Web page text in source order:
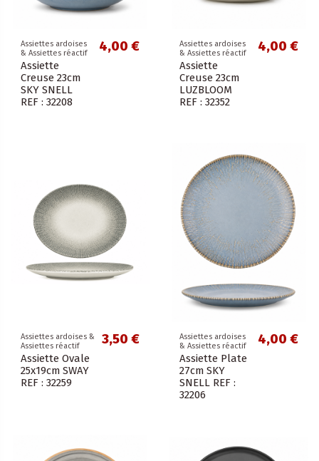
Assiettes ardoises
& Assiettes réactif
Assiette
Creuse 23cm
SKY SNELL
REF : 32208
4,00 €
Assiettes ardoises
& Assiettes réactif
Assiette
Creuse 23cm
LUZBLOOM
REF : 32352
4,00 €
Assiettes ardoises &
Assiettes réactif
Assiette Ovale
25x19cm SWAY
REF : 32259
3,50 €
Assiettes ardoises
& Assiettes réactif
Assiette Plate
27cm SKY
SNELL REF :
32206
4,00 €